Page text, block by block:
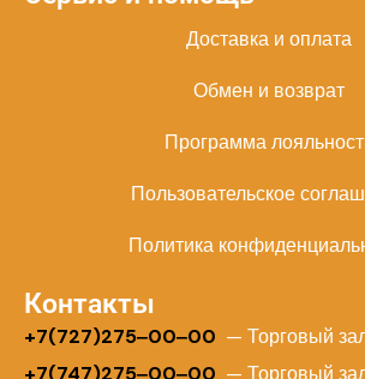
Доставка и оплата
Обмен и возврат
Программа
Пользовательское
Политика
Контакты
+7(727)275‒00‒00 — Торговый
+7(747)275‒00‒00 — Торговый